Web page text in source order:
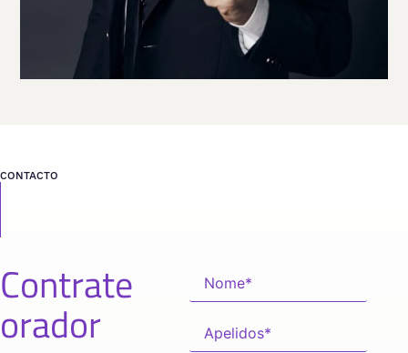
Viaja
desde
CONTACTO
Contrate
orador